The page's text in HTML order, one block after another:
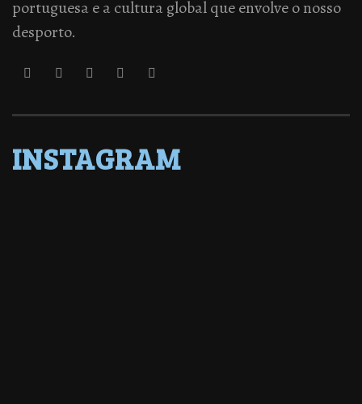
portuguesa e a cultura global que envolve o nosso
desporto.
INSTAGRAM